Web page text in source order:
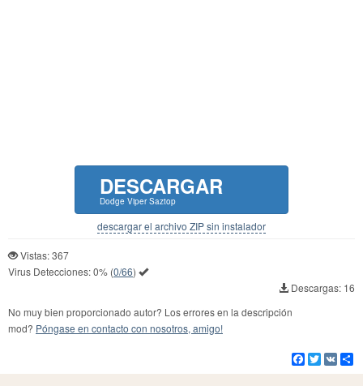
DESCARGAR
Dodge Viper Saztop
descargar el archivo ZIP sin instalador
Vistas: 367
Virus Detecciones:0% (0/66)
Descargas: 16
No muy bien proporcionado autor? Los errores en la descripción
mod? Póngase en contacto con nosotros, amigo!
Facebook
Twitter
VK